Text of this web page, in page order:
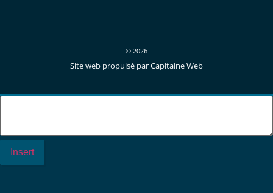
© 2026
Site web propulsé par Capitaine Web
Insert